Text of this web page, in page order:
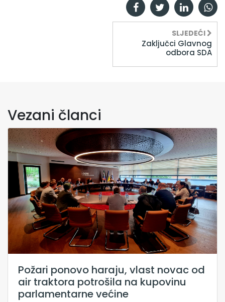
SLJEDEĆI
Zaključci Glavnog
odbora SDA
Vezani članci
Požari ponovo haraju, vlast novac od
air traktora potrošila na kupovinu
parlamentarne većine